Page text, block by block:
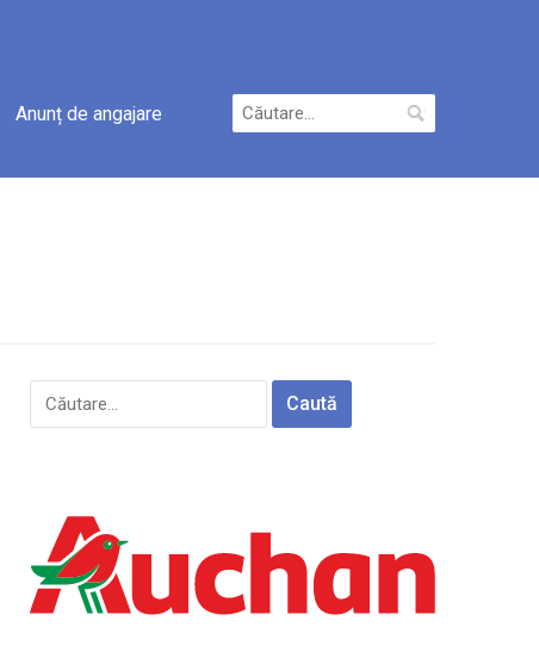
Anunț de angajare
Caută
după:
Caută
după: